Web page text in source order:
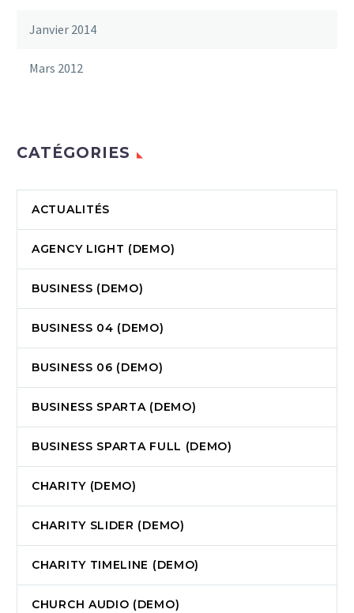
Janvier 2014
Mars 2012
CATÉGORIES
ACTUALITÉS
AGENCY LIGHT (DEMO)
BUSINESS (DEMO)
BUSINESS 04 (DEMO)
BUSINESS 06 (DEMO)
BUSINESS SPARTA (DEMO)
BUSINESS SPARTA FULL (DEMO)
CHARITY (DEMO)
CHARITY SLIDER (DEMO)
CHARITY TIMELINE (DEMO)
CHURCH AUDIO (DEMO)